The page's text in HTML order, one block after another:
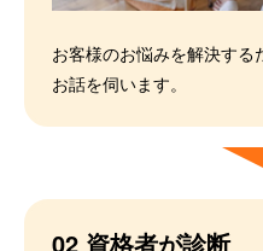
お客様のお悩みを解決す
お話を伺います。
02 資格者が診断